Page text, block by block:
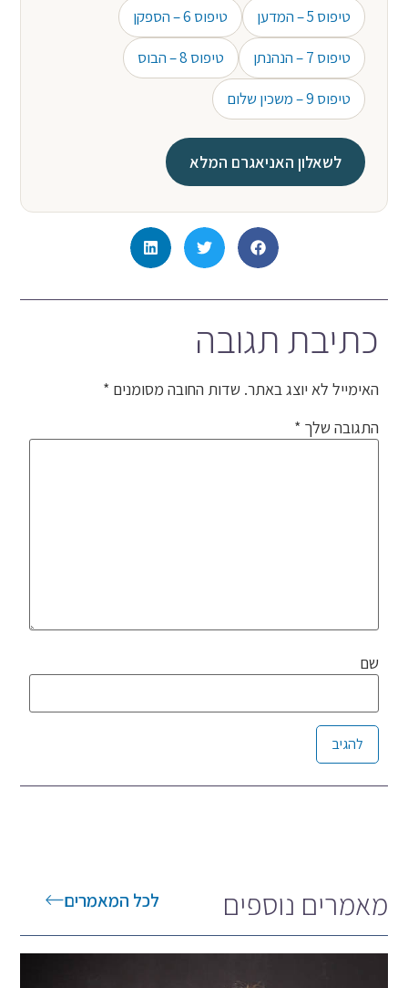
טיפוס 5 – המדען טיפוס 6 – הספקן
טיפוס 7 – הנהנתן טיפוס 8 – הבוס
טיפוס 9 – משכין שלום
לשאלון האניאגרם המלא
כתיבת תגובה
האימייל לא יוצג באתר. שדות החובה מסומנים *
התגובה שלך *
שם
Alternative:
מאמרים נוספים לכל המאמרים